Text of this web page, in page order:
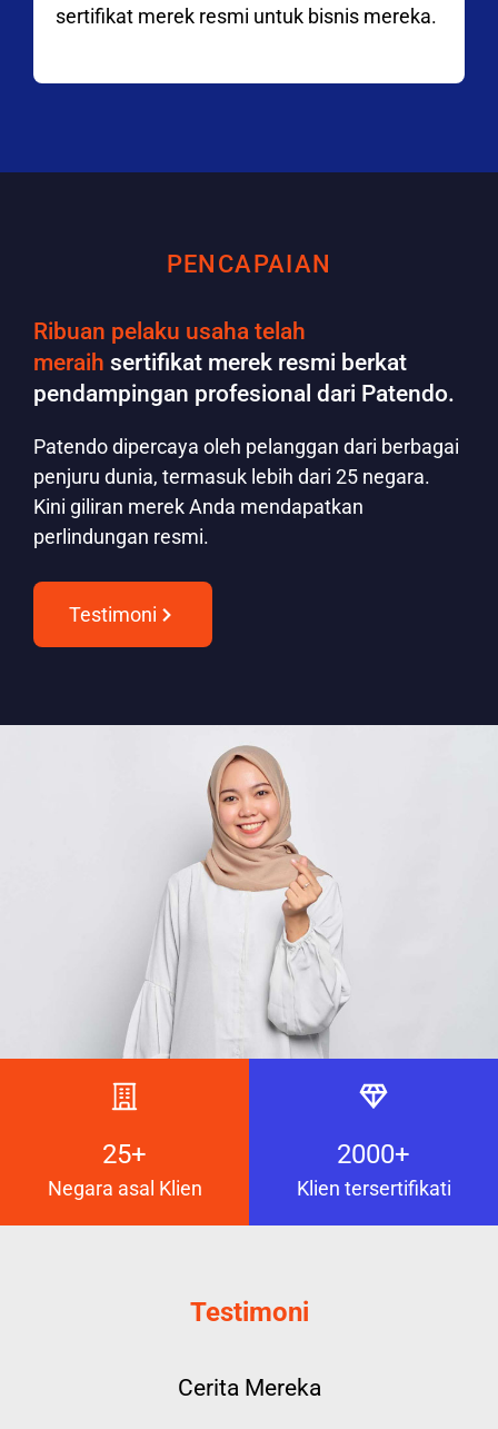
sertifikat merek resmi untuk bisnis mereka.
PENCAPAIAN
Ribuan pelaku usaha telah
meraih sertifikat merek resmi berkat
pendampingan profesional dari Patendo.
Patendo dipercaya oleh pelanggan dari berbagai
penjuru dunia, termasuk lebih dari 25 negara.
Kini giliran merek Anda mendapatkan
perlindungan resmi.
Testimoni
25+
Negara asal Klien
2000+
Klien tersertifikati
Testimoni
Cerita Mereka